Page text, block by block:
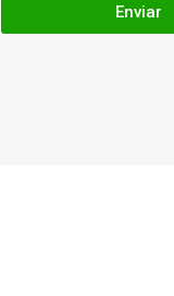
Enviar